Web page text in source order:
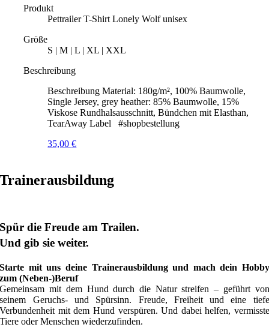
Produkt
Pettrailer T-Shirt Lonely Wolf unisex
Größe
S | M | L | XL | XXL
Beschreibung
Beschreibung Material: 180g/m², 100% Baumwolle,
Single Jersey, grey heather: 85% Baumwolle, 15%
Viskose Rundhalsausschnitt, Bündchen mit Elasthan,
TearAway Label #shopbestellung
35,00€
Trainerausbildung
Spür die Freude am Trailen.
Und gib sie weiter.
Starte mit uns deine Trainerausbildung und mach dein Hobby
zum (Neben-)Beruf
Gemeinsam mit dem Hund durch die Natur streifen – geführt von
seinem Geruchs- und Spürsinn. Freude, Freiheit und eine tiefe
Verbundenheit mit dem Hund verspüren. Und dabei helfen, vermisste
Tiere oder Menschen wiederzufinden.